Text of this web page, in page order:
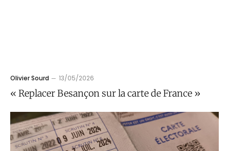
Olivier Sourd 13/05/2026
« Replacer Besançon sur la carte de France »